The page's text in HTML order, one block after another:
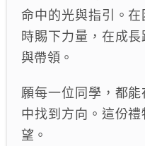
命中的光與指引。
時賜下力量，在成
與帶領。
願每一位同學，都
中找到方向。這份
望。